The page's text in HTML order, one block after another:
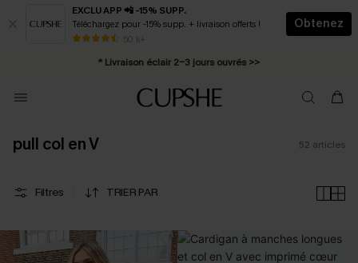
EXCLU APP 📲 -15% SUPP.
Téléchargez pour -15% supp. + livraison offerts !
50 k+
Obtenez
* Livraison éclair 2-3 jours ouvrés >>
Abonnement E-mail : -25% dès 4 achetés >>
pull col en V 52 articles
Filtres TRIER PAR